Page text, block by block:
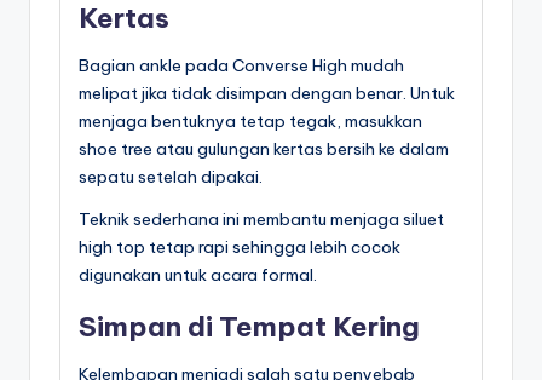
Kertas
Bagian ankle pada Converse High mudah
melipat jika tidak disimpan dengan benar. Untuk
menjaga bentuknya tetap tegak, masukkan
shoe tree atau gulungan kertas bersih ke dalam
sepatu setelah dipakai.
Teknik sederhana ini membantu menjaga siluet
high top tetap rapi sehingga lebih cocok
digunakan untuk acara formal.
Simpan di Tempat Kering
Kelembapan menjadi salah satu penyebab